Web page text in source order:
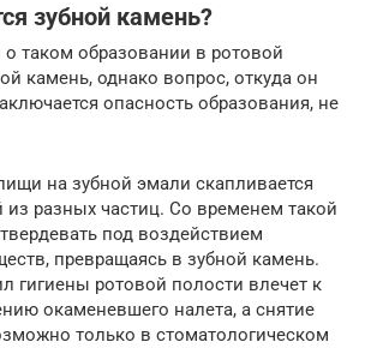
зубной камень?
таком образовании в ротовой
камень, однако вопрос, откуда он
опасность образования, не
на зубной эмали скапливается
из разных частиц. Со временем такой
под воздействием
превращаясь в зубной камень.
гигиены ротовой полости влечет к
окаменевшего налета, а снятие
только в стоматологическом